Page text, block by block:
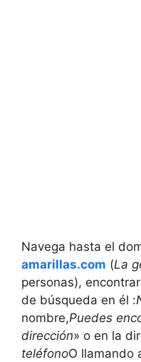
Navega hasta el
amarillas.com (La
personas),
de búsqueda en él :
nombre,Puedes
dirección» o en la
teléfonoO llamando